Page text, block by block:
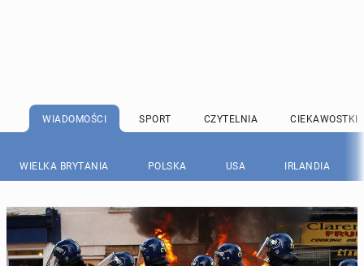
WIADOMOŚCI SPORT CZYTELNIA CIEKAWOSTKI
WIELKA BRYTANIA POLSKA USA IRLANDIA